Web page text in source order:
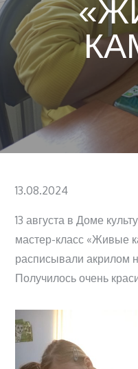
Posted
13.08.2024
13 августа в Доме
мастер-класс «Живые
расписывали акрилом
Получилось очень